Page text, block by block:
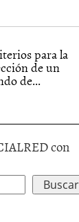
para la
de un
de...
con